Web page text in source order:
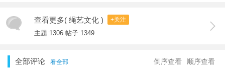
查看更多( 绳艺文化 ) +关注
主题:1306 帖子:1349
全部评论 看全部 顺序查看
倒序查看